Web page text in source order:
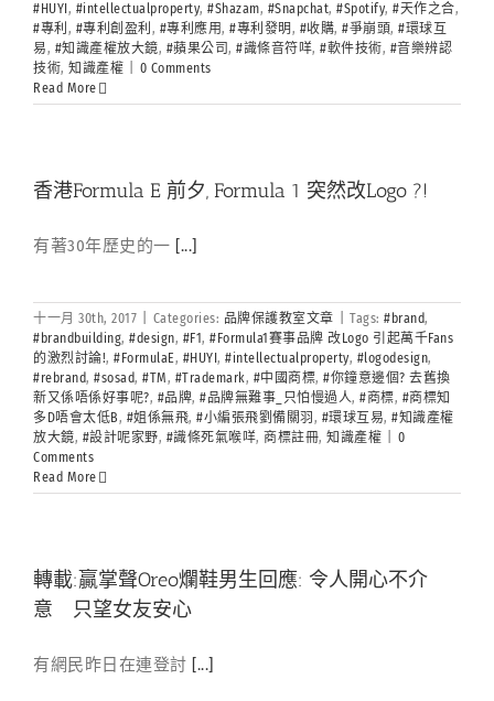
#HUYI , #intellectualproperty, #Shazam, #Snapchat, #Spotify, #天作之合,
#專利 , #專利創盈利 , #專利應用, #專利發明, #收購, #爭崩頭, #環球互
易, #知識產權放大鏡, #蘋果公司 , #識條音符咩, #軟件技術, #音樂辨認
技術, 知識產權
0 Comments
Read More
香港Formula E 前夕, Formula 1 突然改Logo ?!
有著30年歷史的一 [...]
十一月 30th, 2017 Categories: 品牌保護教室文章 Tags: #brand,
#brandbuilding, #design, #F1, #Formula1賽事品牌 改Logo 引起萬千Fans
的激烈討論!, #FormulaE, #HUYI , #intellectualproperty, #logodesign,
#rebrand, #sosad, #TM, #Trademark, #中國商標, #你鐘意邊個? 去舊換
新又係唔係好事呢?, #品牌, #品牌無難事_只怕慢過人, #商標, #商標知
多D唔會太低B, #姐係無飛, #小編張飛劉備關羽 , #環球互易, #知識產權
放大鏡, #設計呢家野, #識條死氣喉咩, 商標註冊, 知識產權
0
Comments
Read More
轉載:贏掌聲Oreo爛鞋男生回應: 令人開心不介
意 只望女友安心
有網民昨日在連登討 [...]